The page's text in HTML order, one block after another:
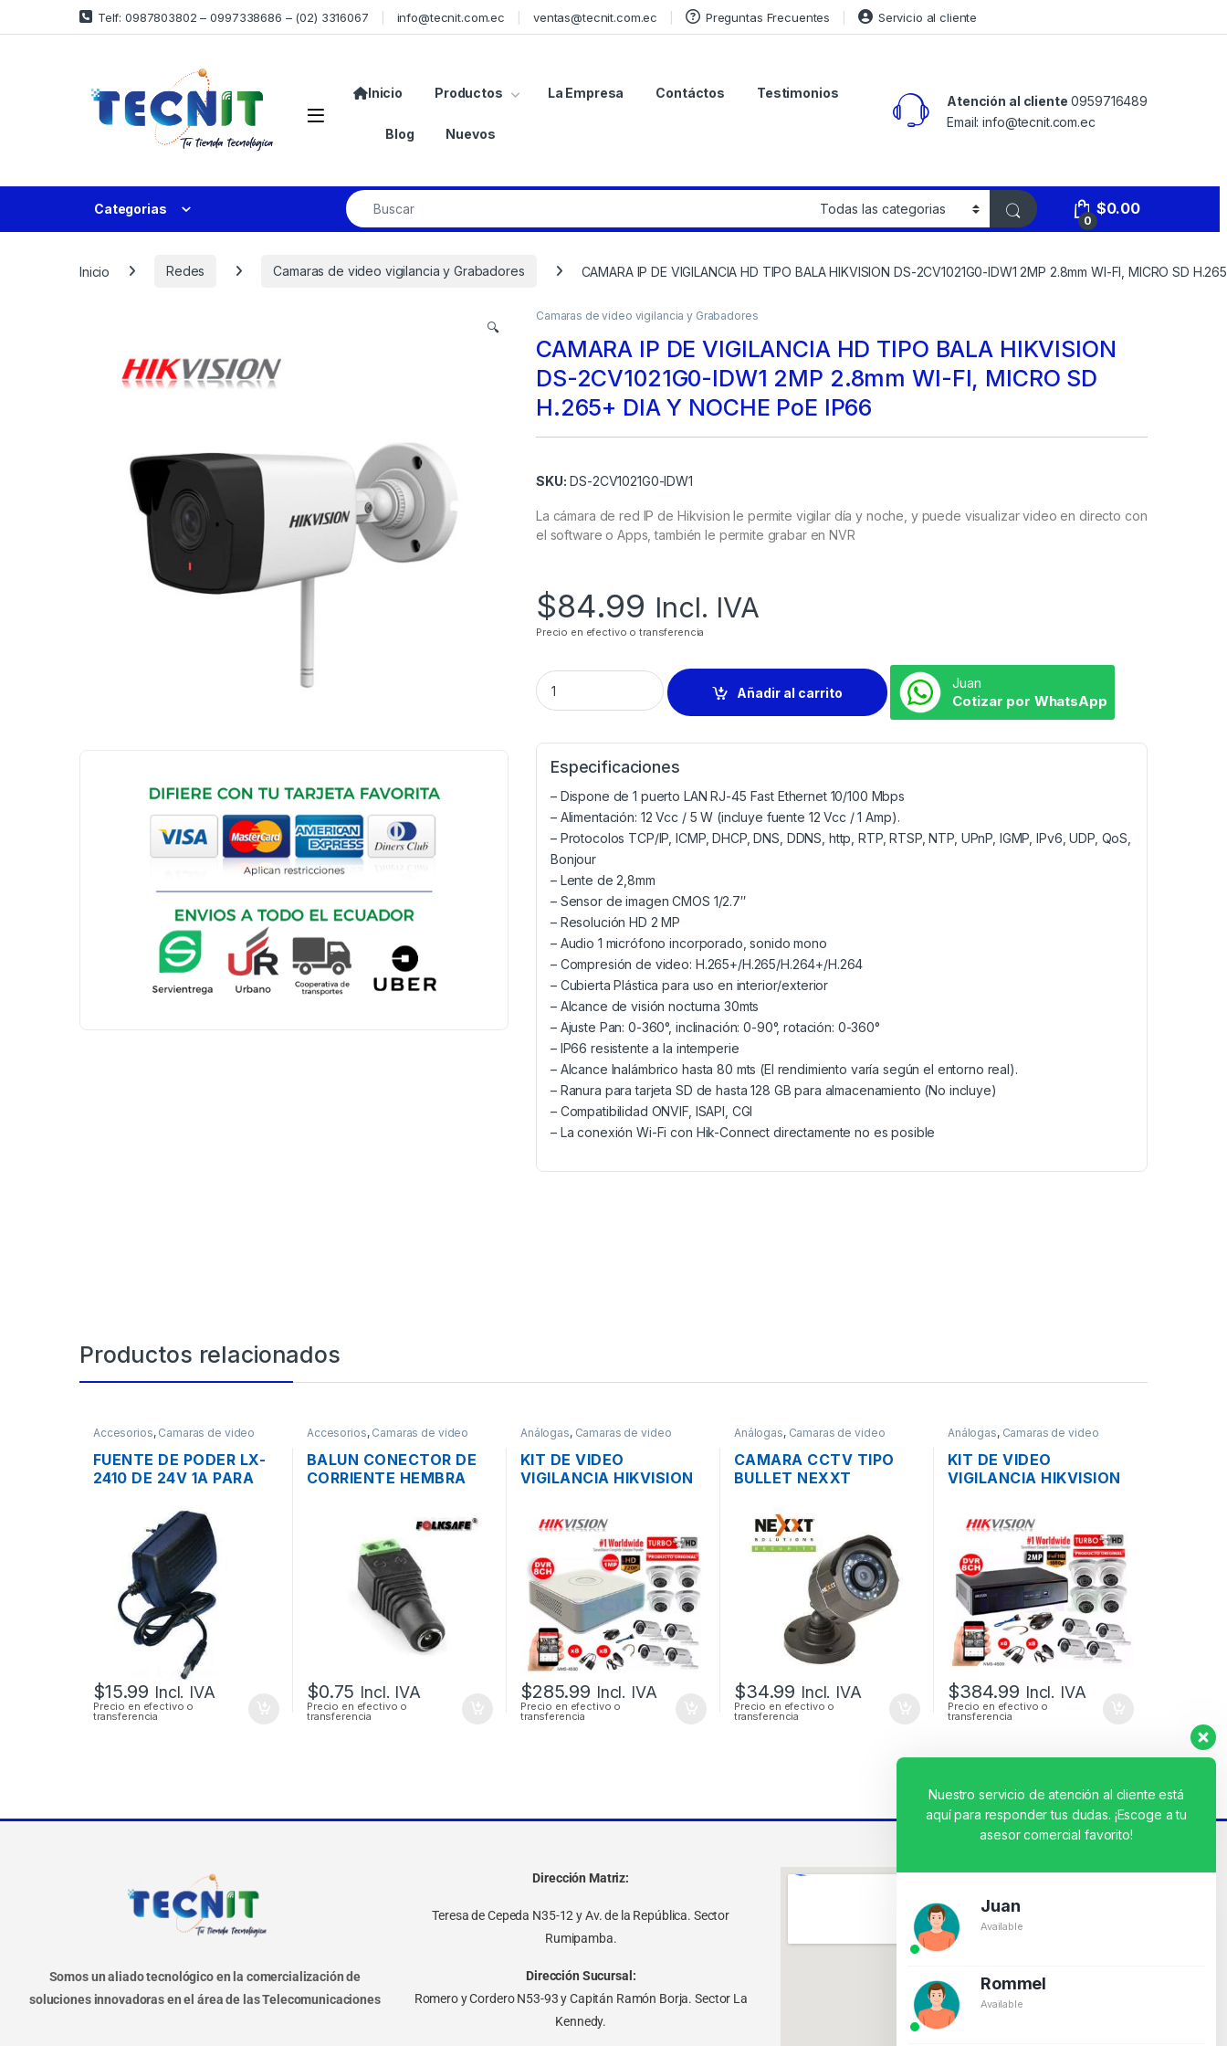
Telf: 0987803802 – 0997338686 – (02) 3316067 info@tecnit.com.ec ventas@tecnit.com.ec Preguntas Frecuentes Servicio al cliente
Inicio Productos La Empresa Contáctos Testimonios
Blog Nuevos
Atención al cliente 0959716489
Email: info@tecnit.com.ec
Categorias
0
$0.00
Inicio Redes Camaras de video vigilancia y Grabadores CAMARA IP DE VIGILANCIA HD TIPO BALA HIKVISION DS-2CV1021G0-IDW1 2MP 2.8mm WI-FI, MICRO SD
🔍
Camaras de video vigilancia y Grabadores
CAMARA IP DE VIGILANCIA HD TIPO BALA HIKVISION
DS-2CV1021G0-IDW1 2MP 2.8mm WI-FI, MICRO SD
H.265+ DIA Y NOCHE PoE IP66
SKU: DS-2CV1021G0-IDW1
La cámara de red IP de Hikvision le permite vigilar día y noche, y puede visualizar video en directo con
el software o Apps, también le permite grabar en NVR
$84.99 Incl. IVA
Precio en efectivo o transferencia
Añadir al carrito
Juan
Cotizar por WhatsApp
Especificaciones
– Dispone de 1 puerto LAN RJ-45 Fast Ethernet 10/100 Mbps
– Alimentación: 12 Vcc / 5 W (incluye fuente 12 Vcc / 1 Amp).
– Protocolos TCP/IP, ICMP, DHCP, DNS, DDNS, http, RTP, RTSP, NTP, UPnP, IGMP, IPv6, UDP, QoS,
Bonjour
– Lente de 2,8mm
– Sensor de imagen CMOS 1/2.7″
– Resolución HD 2 MP
– Audio 1 micrófono incorporado, sonido mono
– Compresión de video: H.265+/H.265/H.264+/H.264
– Cubierta Plástica para uso en interior/exterior
– Alcance de visión nocturna 30mts
– Ajuste Pan: 0-360°, inclinación: 0-90°, rotación: 0-360°
– IP66 resistente a la intemperie
– Alcance Inalámbrico hasta 80 mts (El rendimiento varía según el entorno real).
– Ranura para tarjeta SD de hasta 128 GB para almacenamiento (No incluye)
– Compatibilidad ONVIF, ISAPI, CGI
– La conexión Wi-Fi con Hik-Connect directamente no es posible
Productos relacionados
Accesorios, Camaras de video
FUENTE DE PODER LX-
2410 DE 24V 1A PARA
$15.99 Incl. IVA
Precio en efectivo o
transferencia
Accesorios, Camaras de video
BALUN CONECTOR DE
CORRIENTE HEMBRA
$0.75 Incl. IVA
Precio en efectivo o
transferencia
Análogas, Camaras de video
vigilancia y Grabadores
KIT DE VIDEO
VIGILANCIA HIKVISION
720P + ACCESORIOS
$285.99 Incl. IVA
Precio en efectivo o
transferencia
Análogas, Camaras de video
vigilancia y Grabadores
CAMARA CCTV TIPO
BULLET NEXXT
720P 3.6MM DIA Y
NOCHE OUTDOOR +
CABLE + ADAPTADOR
$34.99 Incl. IVA
Precio en efectivo o
transferencia
Análogas, Camaras de video
vigilancia y Grabadores
KIT DE VIDEO
VIGILANCIA HIKVISION
1080P + ACCESORIOS
$384.99 Incl. IVA
Precio en efectivo o
transferencia
Somos un aliado tecnológico en la comercialización de
soluciones innovadoras en el área de las Telecomunicaciones
Dirección Matriz:
Teresa de Cepeda N35-12 y Av. de la República. Sector
Rumipamba.
Dirección Sucursal:
Romero y Cordero N53-93 y Capitán Ramón Borja. Sector La
Kennedy.
Nuestro servicio de atención al cliente está
aquí para responder tus dudas. ¡Escoge a tu
asesor comercial favorito!
Juan
Available
Rommel
Available